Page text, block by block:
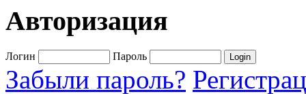
Авторизация
Логин Пароль
Забыли пароль?